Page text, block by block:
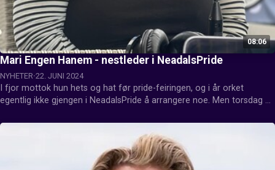
08:06
Mari Engen Hanem - nestleder i NeadalsPride
NYHETER 22. JUNI 2024
I fjor mottok hun hets og hat før pride-feiringen, og i år orket
egentlig ikke gjengen i NeadalsPride å arrangere noe. Men torsdag